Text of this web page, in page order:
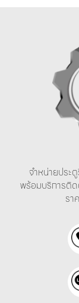
จำหน่ายประตู
พร้อมบริการติ
รา